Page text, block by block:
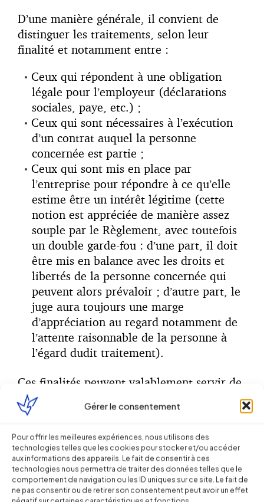
Gérer le consentement
Pour offrir les meilleures expériences, nous utilisons des
technologies telles que les cookies pour stocker et/ou accéder
aux informations des appareils. Le fait de consentir à ces
technologies nous permettra de traiter des données telles que le
comportement de navigation ou les ID uniques sur ce site. Le fait de
ne pas consentir ou de retirer son consentement peut avoir un effet
D’une manière générale, il convient de
distinguer les traitements, selon leur
finalité et notamment entre :
Ceux qui répondent à une obligation
légale pour l’employeur (déclarations
sociales, paye, etc.) ;
Ceux qui sont nécessaires à l’exécution
d’un contrat auquel la personne
concernée est partie ;
Ceux qui sont mis en place par
l’entreprise pour répondre à ce qu’elle
estime être un intérêt légitime (cette
notion est appréciée de manière assez
souple par le Règlement, avec toutefois
un double garde-fou : d’une part, il doit
être mis en balance avec les droits et
libertés de la personne concernée qui
peuvent alors prévaloir ; d’autre part, le
juge aura toujours une marge
d’appréciation au regard notamment de
l’attente raisonnable de la personne à
l’égard dudit traitement).
Ces finalités peuvent valablement servir de
fondement au traitement, de manière
alternative à l’obtention du consentement
lequel devra dorénavant être
obligatoirement explicite et actif pour
chaque traitement (prohibition du recours
aux cases d’accord cochées par défaut).